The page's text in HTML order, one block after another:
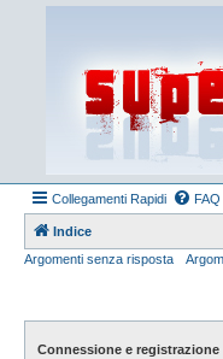
Collegamenti Rapidi FAQ
Indice
Argomenti senza risposta
Connessione e registrazione